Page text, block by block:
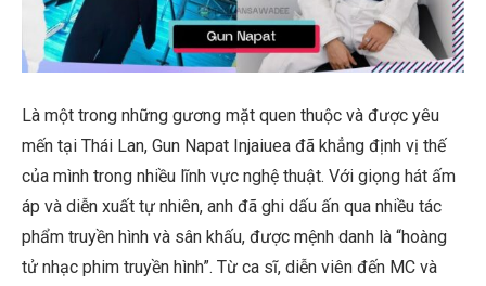
Là một trong những gương mặt quen thuộc và được yêu
mến tại Thái Lan, Gun Napat Injaiuea đã khẳng định vị thế
của mình trong nhiều lĩnh vực nghệ thuật. Với giọng hát ấm
áp và diễn xuất tự nhiên, anh đã ghi dấu ấn qua nhiều tác
phẩm truyền hình và sân khấu, được mệnh danh là “hoàng
tử nhạc phim truyền hình”. Từ ca sĩ, diễn viên đến MC và